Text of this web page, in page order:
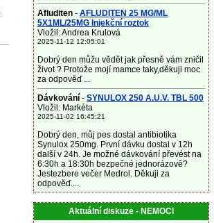
Afluditen - AFLUDITEN 25 MG/ML
5X1ML/25MG Injekční roztok
Vložil: Andrea Krulová
2025-11-12 12:05:01
Dobrý den můžu vědět jak přesně vám zničil
život ? Protože mojí mamce taky,děkuji moc
za odpověď ...
Dávkování - SYNULOX 250 A.U.V. TBL 500
Vložil: Markéta
2025-11-02 16:45:21
Dobrý den, můj pes dostal antibiotika
Synulox 250mg. První dávku dostal v 12h
další v 24h. Je možné dávkování převést na
6:30h a 18:30h bezpečné jednorázově?
Jestezbere večer Medrol. Děkuji za
odpověď....
Aktuální diskuze - NEMOCI